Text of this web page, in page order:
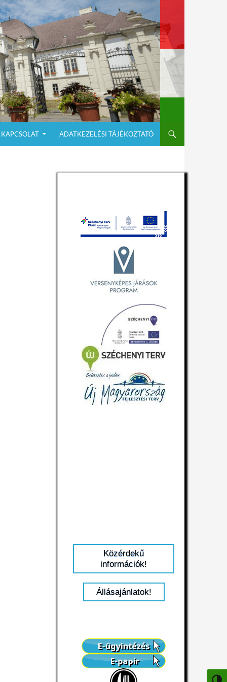
KAPCSOLAT ADATKEZELÉSI TÁJÉKOZTATÓ
Közérdekű
információk!
Állásajánlatok!